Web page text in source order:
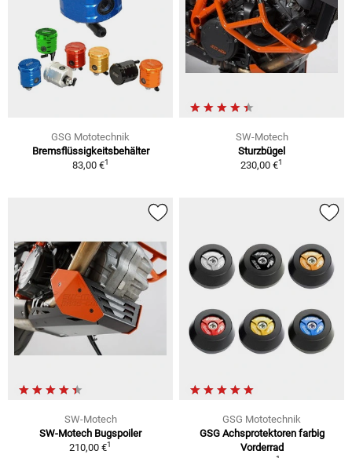
GSG Mototechnik
Bremsflüssigkeitsbehälter
83,00 €1
SW-Motech
Sturzbügel
230,00 €1
SW-Motech
SW-Motech Bugspoiler
210,00 €1
GSG Mototechnik
GSG Achsprotektoren farbig
Vorderrad